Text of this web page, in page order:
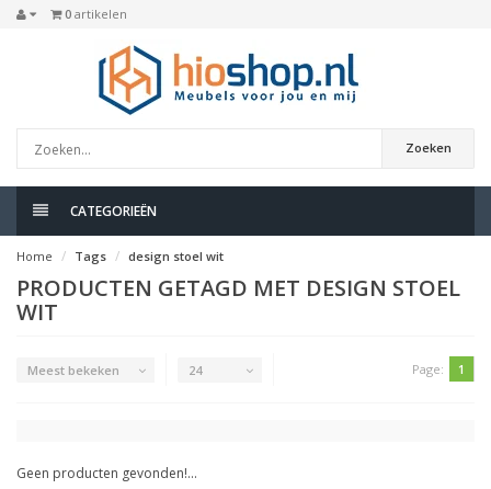
0 artikelen
Zoeken
CATEGORIEËN
Home Tags design stoel wit
PRODUCTEN GETAGD MET DESIGN STOEL
WIT
Meest bekeken 24 Page: 1
Geen producten gevonden!...